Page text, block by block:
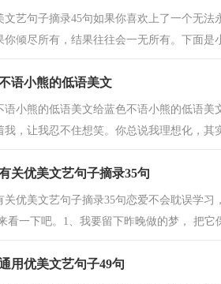
文艺句子摘录45句如果你喜欢上了一个无
你倾尽所有，结果往往会一无所有。下面是
语小熊的低语美文
语小熊的低语美文给蓝色不语小熊的低语
我，让我忍不住想笑。你总说我理想化，其
关优美文艺句子摘录35句
关优美文艺句子摘录35句恋爱不会耽误学
看一下吧。1、我要留下昨晚做的梦， 把它
用优美文艺句子49句